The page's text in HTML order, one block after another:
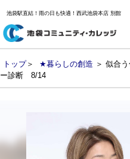
池袋駅直結！雨の日も快適！西武池袋本店 別館
トップ＞ ★暮らしの創造 ＞ 似合
ー診断 8/14